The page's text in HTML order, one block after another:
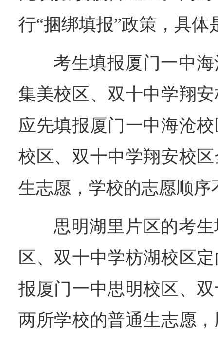
行“捆绑填报”政策，具体
考生填报厦门一中
集美校区、双十中学翔
应先填报厦门一中海沧
校区、双十中学翔安校
生志愿，学校的志愿顺序
思明湖里片区的考
区、双十中学枋湖校区
报厦门一中思明校区、
两所学校的普通生志愿